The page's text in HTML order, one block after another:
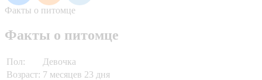
Факты о питомце
Факты о питомце
Пол:
Девочка
Возраст: 7 месяцев 23 дня